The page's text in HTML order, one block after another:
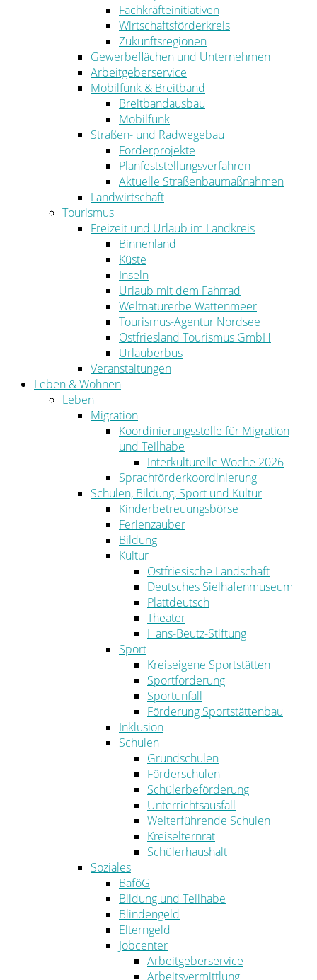
Fachkräfteinitiativen
Wirtschaftsförderkreis
Zukunftsregionen
Gewerbeflächen und Unternehmen
Arbeitgeberservice
Mobilfunk & Breitband
Breitbandausbau
Mobilfunk
Straßen- und Radwegebau
Förderprojekte
Planfeststellungsverfahren
Aktuelle Straßenbaumaßnahmen
Landwirtschaft
Tourismus
Freizeit und Urlaub im Landkreis
Binnenland
Küste
Inseln
Urlaub mit dem Fahrrad
Weltnaturerbe Wattenmeer
Tourismus-Agentur Nordsee
Ostfriesland Tourismus GmbH
Urlauberbus
Veranstaltungen
Leben & Wohnen
Leben
Migration
Koordinierungsstelle für Migration
und Teilhabe
Interkulturelle Woche 2026
Sprachförderkoordinierung
Schulen, Bildung, Sport und Kultur
Kinderbetreuungsbörse
Ferienzauber
Bildung
Kultur
Ostfriesische Landschaft
Deutsches Sielhafenmuseum
Plattdeutsch
Theater
Hans-Beutz-Stiftung
Sport
Kreiseigene Sportstätten
Sportförderung
Sportunfall
Förderung Sportstättenbau
Inklusion
Schulen
Grundschulen
Förderschulen
Schülerbeförderung
Unterrichtsausfall
Weiterführende Schulen
Kreiselternrat
Schülerhaushalt
Soziales
BaföG
Bildung und Teilhabe
Blindengeld
Elterngeld
Jobcenter
Arbeitgeberservice
Arbeitsvermittlung